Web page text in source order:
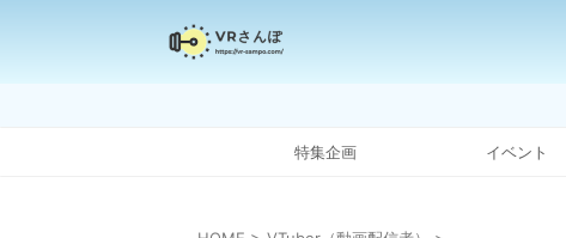
特集企画 イベント